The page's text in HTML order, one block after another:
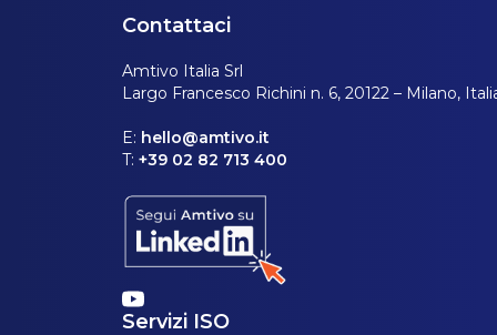
Contattaci
Amtivo Italia Srl
Largo Francesco Richini n. 6, 20122 – Milano,
E: hello@amtivo.it
T: +39 02 82 713 400
Servizi ISO